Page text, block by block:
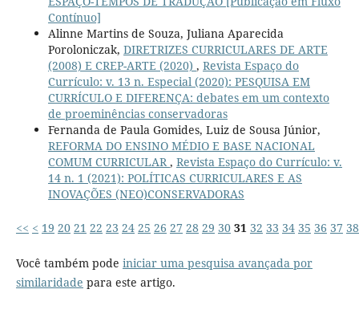
Contínuo]
Alinne Martins de Souza, Juliana Aparecida
Poroloniczak, DIRETRIZES CURRICULARES DE ARTE
(2008) E CREP-ARTE (2020) , Revista Espaço do
Currículo: v. 13 n. Especial (2020): PESQUISA EM
CURRÍCULO E DIFERENÇA: debates em um contexto
de proeminências conservadoras
Fernanda de Paula Gomides, Luiz de Sousa Júnior,
REFORMA DO ENSINO MÉDIO E BASE NACIONAL
COMUM CURRICULAR , Revista Espaço do Currículo: v.
14 n. 1 (2021): POLÍTICAS CURRICULARES E AS
INOVAÇÕES (NEO)CONSERVADORAS
<< < 19 20 21 22 23 24 25 26 27 28 29 30 31 32 33 34 35 36 37 38
Você também pode iniciar uma pesquisa avançada por
similaridade para este artigo.